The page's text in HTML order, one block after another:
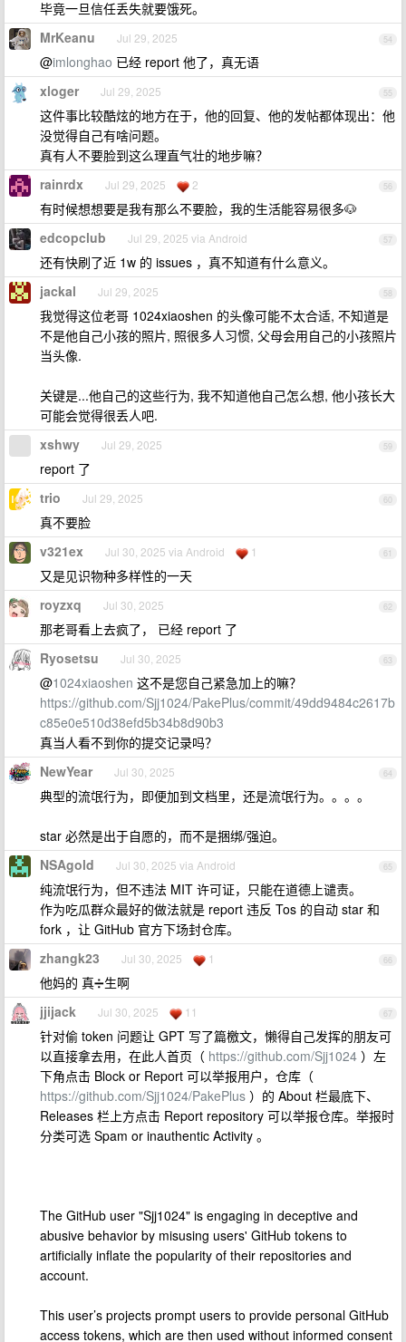
毕竟一旦信任丢失就要饿死。
54
MrKeanu Jul 29, 2025
@imlonghao 已经 report 他了，真无语
55
xloger Jul 29, 2025
这件事比较酷炫的地方在于，他的回复、他的发帖都体现出：他
没觉得自己有啥问题。
真有人不要脸到这么理直气壮的地步嘛？
56
rainrdx Jul 29, 2025 2
有时候想想要是我有那么不要脸，我的生活能容易很多🐶
57
edcopclub Jul 29, 2025 via Android
还有快刷了近 1w 的 issues ，真不知道有什么意义。
58
jackal Jul 29, 2025
我觉得这位老哥 1024xiaoshen 的头像可能不太合适, 不知道是
不是他自己小孩的照片, 照很多人习惯, 父母会用自己的小孩照片
当头像.
关键是...他自己的这些行为, 我不知道他自己怎么想, 他小孩长大
可能会觉得很丢人吧.
59
xshwy Jul 29, 2025
report 了
60
trio Jul 29, 2025
真不要脸
61
v321ex Jul 30, 2025 via Android 1
又是见识物种多样性的一天
62
royzxq Jul 30, 2025
那老哥看上去疯了， 已经 report 了
63
Ryosetsu Jul 30, 2025
@1024xiaoshen 这不是您自己紧急加上的嘛？
https://github.com/Sjj1024/PakePlus/commit/49dd9484c2617b
c85e0e510d38efd5b34b8d90b3
真当人看不到你的提交记录吗？
64
NewYear Jul 30, 2025
典型的流氓行为，即便加到文档里，还是流氓行为。。。。
star 必然是出于自愿的，而不是捆绑/强迫。
65
NSAgold Jul 30, 2025 via Android
纯流氓行为，但不违法 MIT 许可证，只能在道德上谴责。
作为吃瓜群众最好的做法就是 report 违反 Tos 的自动 star 和
fork ，让 GitHub 官方下场封仓库。
66
zhangk23 Jul 30, 2025 1
他妈的 真➗生啊
67
jjijack Jul 30, 2025 11
针对偷 token 问题让 GPT 写了篇檄文，懒得自己发挥的朋友可
以直接拿去用，在此人首页（ https://github.com/Sjj1024 ）左
下角点击 Block or Report 可以举报用户，仓库（
https://github.com/Sjj1024/PakePlus ）的 About 栏最底下、
Releases 栏上方点击 Report repository 可以举报仓库。举报时
分类可选 Spam or inauthentic Activity 。
The GitHub user "Sjj1024" is engaging in deceptive and
abusive behavior by misusing users' GitHub tokens to
artificially inflate the popularity of their repositories and
account.
This user’s projects prompt users to provide personal GitHub
access tokens, which are then used without informed consent